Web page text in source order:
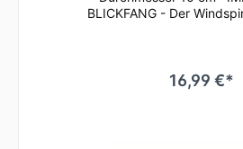
BLICKFANG - Der
sorgen. Die Lamellen
aufgefächert werden,
16,99 €*